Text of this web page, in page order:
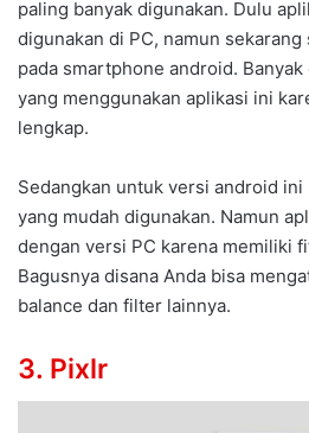
paling banyak digunakan. Dulu
digunakan di PC, namun
pada smartphone android.
yang menggunakan aplikasi ini
lengkap.
Sedangkan untuk versi android
yang mudah digunakan. Namun
dengan versi PC karena memiliki
Bagusnya disana Anda bisa
balance dan filter lainnya.
3. Pixlr